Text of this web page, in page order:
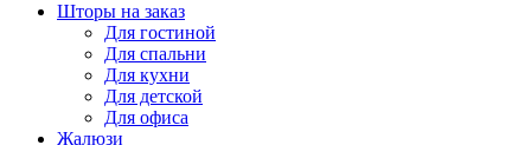
Шторы на заказ
Для гостиной
Для спальни
Для кухни
Для детской
Для офиса
Жалюзи